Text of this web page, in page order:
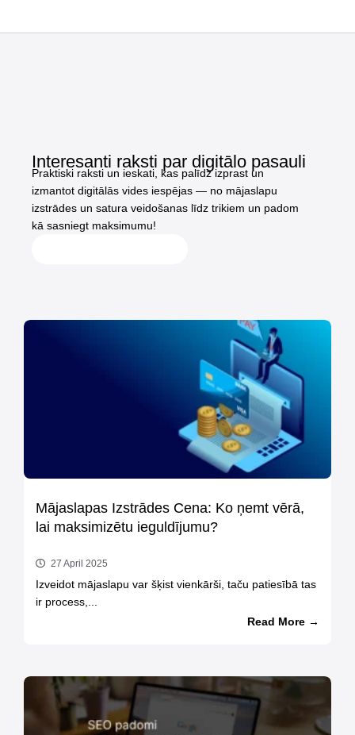
Interesanti raksti par digitālo pasauli
Praktiski raksti un ieskati, kas palīdz izprast un
izmantot digitālās vides iespējas — no mājaslapu
izstrādes un satura veidošanas līdz trikiem un padom
kā sasniegt maksimumu!
Mājaslapas Izstrādes Cena: Ko ņemt vērā,
lai maksimizētu ieguldījumu?
27 April 2025
Izveidot mājaslapu var šķist vienkārši, taču patiesībā tas
ir process,...
Read More →